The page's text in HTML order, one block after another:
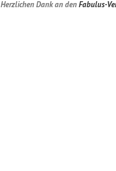
Herzlichen Dank an denFabulus-